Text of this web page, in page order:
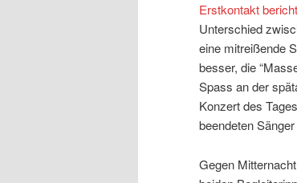
Erstkontakt
Unterschied
eine mitreißende
besser, die
Spass an der
Konzert des
beendeten
Gegen